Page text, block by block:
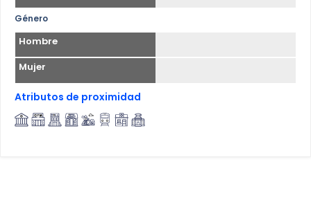
Género
Hombre
Mujer
Atributos de proximidad